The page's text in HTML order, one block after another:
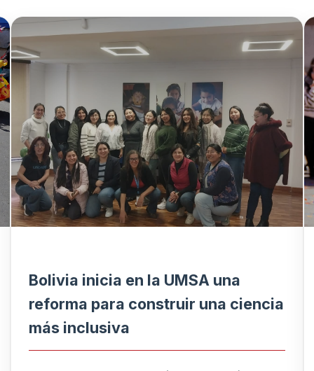
Bolivia inicia en la UMSA una
reforma para construir una ciencia
más inclusiva